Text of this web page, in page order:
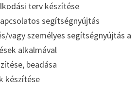
terv készítése
segítségnyújtás
vagy személyes segítségnyújtás a
alkalmával
beadása
készítése